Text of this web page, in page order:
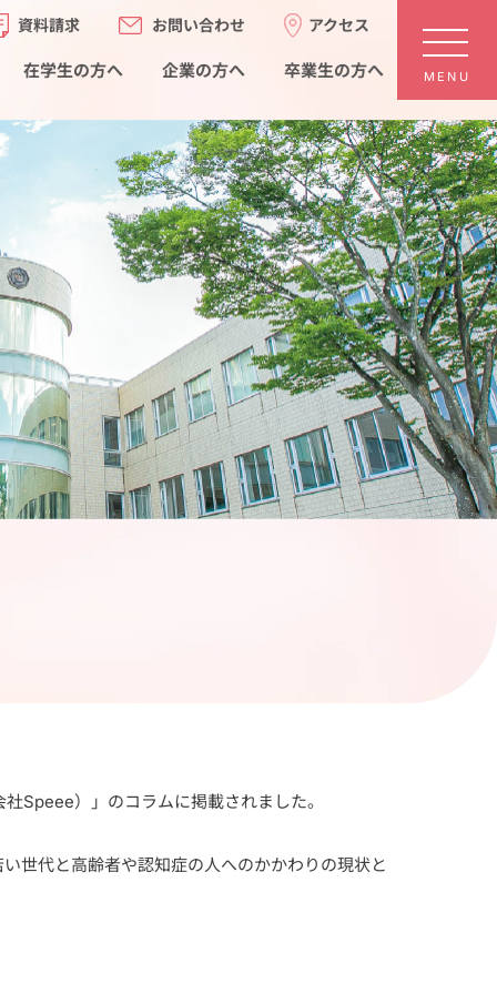
資料請求 お問い合わせ アクセス
在学生の方へ 企業の方へ 卒業生の方へ MENU
Speee）」のコラムに掲載されました。
世代と高齢者や認知症の人へのかかわりの現状と